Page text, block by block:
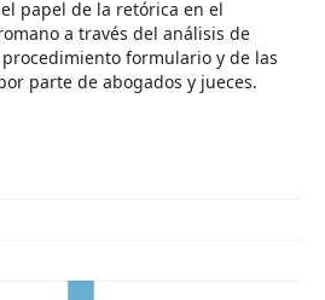
papel de la retórica en el
a través del análisis de
formulario y de las
parte de abogados y jueces.